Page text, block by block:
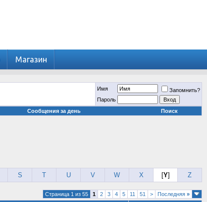
Магазин
Имя
Запомнить?
Пароль
Сообщения за день Поиск
S T U V W X [Y] Z
Страница 1 из 55 1 2 3 4 5 11 51 > Последняя »